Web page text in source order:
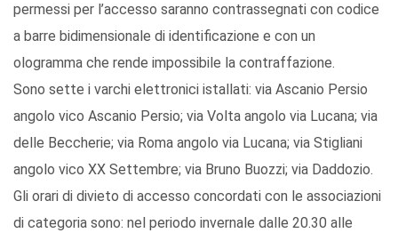
permessi per l’accesso saranno contrassegnati con codice
a barre bidimensionale di identificazione e con un
ologramma che rende impossibile la contraffazione.
Sono sette i varchi elettronici istallati: via Ascanio Persio
angolo vico Ascanio Persio; via Volta angolo via Lucana; via
delle Beccherie; via Roma angolo via Lucana; via Stigliani
angolo vico XX Settembre; via Bruno Buozzi; via Daddozio.
Gli orari di divieto di accesso concordati con le associazioni
di categoria sono: nel periodo invernale dalle 20.30 alle